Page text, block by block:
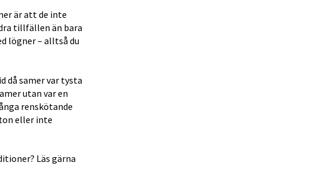
är att de inte
tillfällen än bara
lögner – alltså du
då samer var tysta
utan var en
renskötande
eller inte
Läs gärna